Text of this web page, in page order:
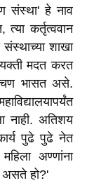
संस्था' हे नाव
त्या कर्तृत्ववान
शाखा
मदत करत
भासत असे.
नाही. अतिशय
पुढे पुढे नेत
अण्णांना
असते हो?'